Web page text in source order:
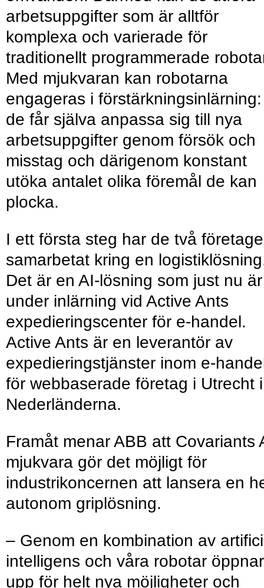
arbetsuppgifter som är alltför
komplexa och varierade för
traditionellt programmerade
Med mjukvaran kan robotarna
engageras i förstärkningsinlärning:
de får själva anpassa sig till nya
arbetsuppgifter genom försök och
misstag och därigenom konstant
utöka antalet olika föremål de kan
plocka.
I ett första steg har de två
samarbetat kring en
Det är en AI-lösning som just nu är
under inlärning vid Active Ants
expedieringscenter för e-handel.
Active Ants är en leverantör av
expedieringstjänster inom e-
för webbaserade företag i Utrecht i
Nederländerna.
Framåt menar ABB att Covariants
mjukvara gör det möjligt för
industrikoncernen att lansera en
autonom griplösning.
– Genom en kombination av
intelligens och våra robotar
upp för helt nya möjligheter och